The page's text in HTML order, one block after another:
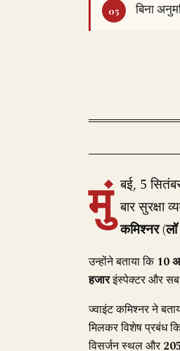
बिना
मुं बई, 5
बार सुरक्षा
कमिश्नर
उन्होंने बताया कि10
हजारइंस्पेक्टर और
ज्वाइंट कमिश्नर ने
मिलकर विशेष प्रबंध
विसर्जन स्थल और